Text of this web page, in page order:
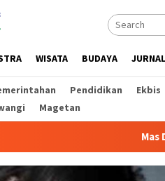
WISATA BUDAYA
Pendidikan Ekbis
Magetan
Mas Dhito Beri